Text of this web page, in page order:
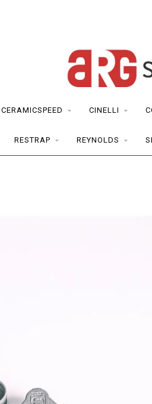
CERAMICSPEED CINELLI
RESTRAP REYNOLDS